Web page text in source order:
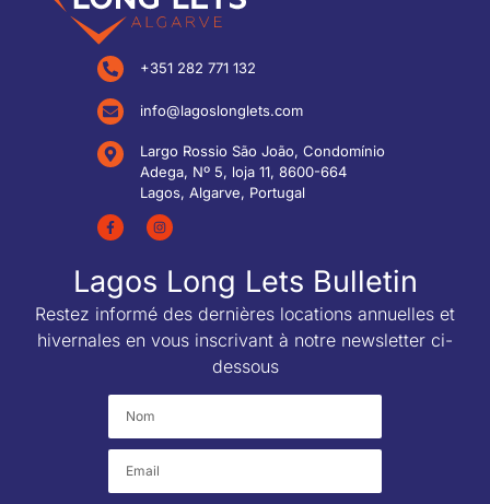
+351 282 771 132
info@lagoslonglets.com
Largo Rossio São João, Condomínio
Adega, Nº 5, loja 11, 8600-664
Lagos, Algarve, Portugal
Lagos Long Lets Bulletin
Restez informé des dernières locations annuelles et
hivernales en vous inscrivant à notre newsletter ci-
dessous